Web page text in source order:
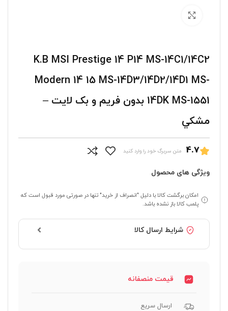
K.B MSI Prestige 14 P14 MS-14C1/14C2
Modern 14 15 MS-14D3/14D2/14D1 MS-
14DK MS-1551 بدون فريم و بک لايت –
مشکي
4.7 متن سربرگ خود را وارد کنید
ویژگی های محصول
امکان برگشت کالا با دلیل "انصراف از خرید" تنها در صورتی مورد قبول است که
پلمب کالا باز نشده باشد.
شرایط ارسال کالا
قیمت منصفانه
ارسال سریع